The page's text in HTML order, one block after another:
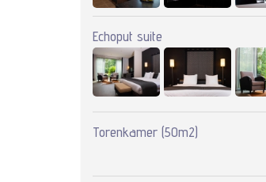
Echoput suite
Torenkamer (50m2)